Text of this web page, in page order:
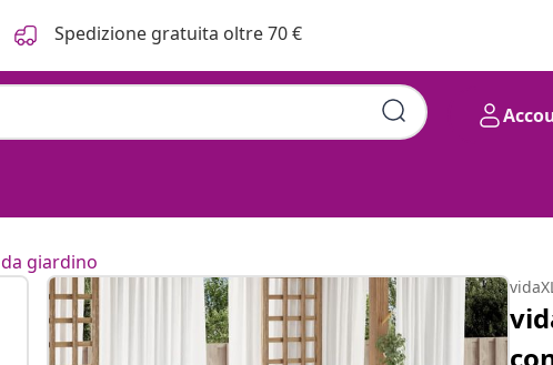
Spedizione gratuita oltre 70 €
giardino